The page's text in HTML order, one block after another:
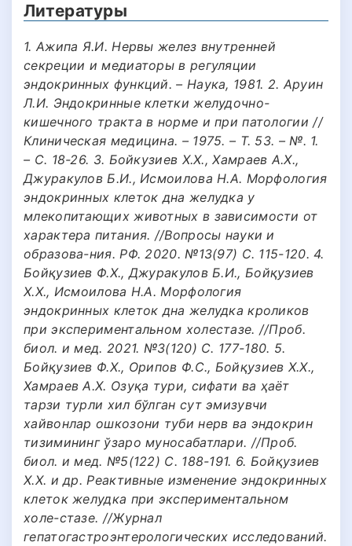
Литературы
1. Ажипа Я.И. Нервы желез внутренней
секреции и медиаторы в регуляции
эндокринных функций. – Наука, 1981. 2. Аруин
Л.И. Эндокринные клетки желудочно-
кишечного тракта в норме и при патологии //
Клиническая медицина. – 1975. – Т. 53. – №. 1.
– С. 18-26. 3. Бойкузиев Х.Х., Хамраев А.Х.,
Джуракулов Б.И., Исмоилова Н.А. Морфология
эндокринных клеток дна желудка у
млекопитающих животных в зависимости от
характера питания. //Вопросы науки и
образова-ния. РФ. 2020. №13(97) С. 115-120. 4.
Бойқузиев Ф.Х., Джуракулов Б.И., Бойқузиев
Х.Х., Исмоилова Н.А. Морфология
эндокринных клеток дна желудка кроликов
при экспериментальном холестазе. //Проб.
биол. и мед. 2021. №3(120) С. 177-180. 5.
Бойқузиев Ф.Х., Орипов Ф.С., Бойқузиев Х.Х.,
Хамраев А.Х. Озуқа тури, сифати ва ҳаёт
тарзи турли хил бўлган сут эмизувчи
хайвонлар ошкозони туби нерв ва эндокрин
тизимининг ўзаро муносабатлари. //Проб.
биол. и мед. №5(122) С. 188-191. 6. Бойқузиев
Х.Х. и др. Реактивные изменение эндокринных
клеток желудка при экспериментальном
холе-стазе. //Журнал
гепатогастроэнтерологических исследований.